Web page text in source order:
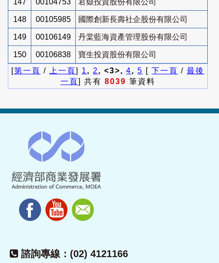
148 00105985 國際創新長壽社企股份有限公司
149 00106149 丹棠藍海資產管理股份有限公司
150 00106838
寶生投資股份有限公司
[第一頁 / 上一頁] 1 , 2 , <3>, 4, 5 [ 下一頁 / 最後
一頁] 共有 8039 筆資料
諮詢專線：(02) 4121166